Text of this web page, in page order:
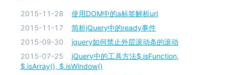
2015-11-28
使用DOM中的a标签解析url
2015-11-17
简析jQuery中的ready事件
2015-09-30
jquery如何禁止外层滚动条的滚动
2015-07-25
jQuery中的工具方法$.isFunction,
$.isArray(), $.isWindow()